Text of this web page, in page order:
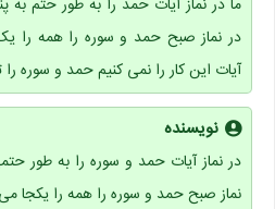
ما در نماز آیات حمد را به طور حتم
در نماز صبح حمد و سوره را همه را
آیات این کار را نمی کنیم حمد و سوره
نویسنده
در نماز آیات حمد و سوره را به طور
نماز صبح حمد و سوره را همه را یکجا